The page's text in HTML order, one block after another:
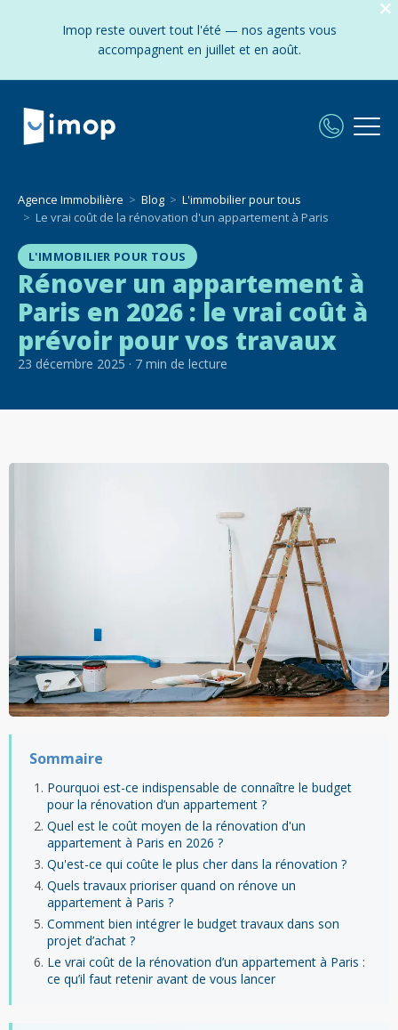
Imop reste ouvert tout l'été — nos agents vous
accompagnent en juillet et en août.
Agence Immobilière Blog
L'immobilier pour tous
Le vrai coût de la rénovation d'un appartement à Paris
L'IMMOBILIER POUR TOUS
Rénover un appartement à
Paris en 2026 : le vrai coût à
prévoir pour vos travaux
23 décembre 2025 · 7 min de lecture
Sommaire
Pourquoi est-ce indispensable de connaître le budget
pour la rénovation d’un appartement ?
Quel est le coût moyen de la rénovation d'un
appartement à Paris en 2026 ?
Qu'est-ce qui coûte le plus cher dans la rénovation ?
Quels travaux prioriser quand on rénove un
appartement à Paris ?
Comment bien intégrer le budget travaux dans son
projet d’achat ?
Le vrai coût de la rénovation d’un appartement à Paris :
ce qu’il faut retenir avant de vous lancer